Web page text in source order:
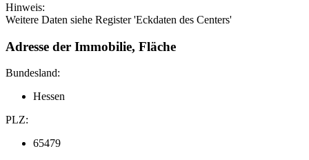
Hinweis:
Weitere Daten siehe Register 'Eckdaten des Centers'
Adresse der Immobilie, Fläche
Bundesland:
Hessen
PLZ:
65479